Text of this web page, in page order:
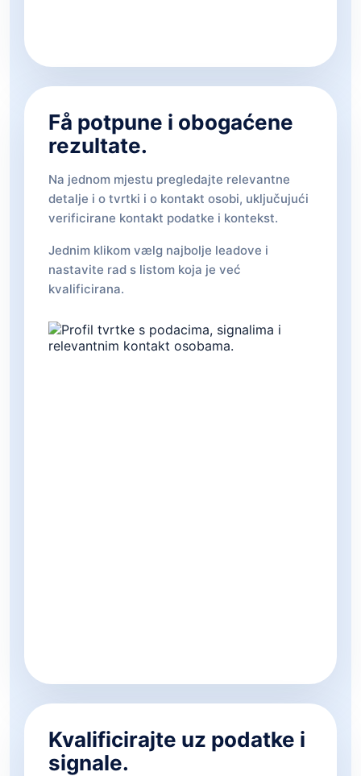
Få potpune i obogaćene
rezultate.
Na jednom mjestu pregledajte relevantne
detalje i o tvrtki i o kontakt osobi, uključujući
verificirane kontakt podatke i kontekst.
Jednim klikom vælg najbolje leadove i
nastavite rad s listom koja je već
kvalificirana.
Kvalificirajte uz podatke i
signale.